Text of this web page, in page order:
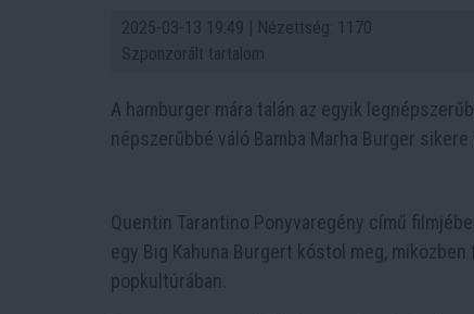
2025-03-13 19:49 | Nézettség: 1170
Szponzorált tartalom
A hamburger mára talán az egyik
népszerűbbé váló Bamba Marha Burger sikere
Quentin Tarantino Ponyvaregény című
egy Big Kahuna Burgert kóstol meg,
popkultúrában.